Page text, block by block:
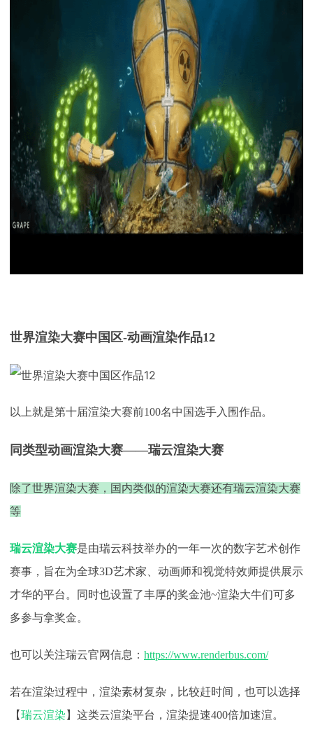
世界渲染大赛中国区-动画渲染作品12
以上就是第十届渲染大赛前100名中国选手入围作品。
同类型动画渲染大赛——瑞云渲染大赛
除了世界渲染大赛，国内类似的渲染大赛还有瑞云渲染大赛
等
瑞云渲染大赛是由瑞云科技举办的一年一次的数字艺术创作
赛事，旨在为全球3D艺术家、动画师和视觉特效师提供展示
才华的平台。同时也设置了丰厚的奖金池~渲染大牛们可多
多参与拿奖金。
也可以关注瑞云官网信息： https://www.renderbus.com/
若在渲染过程中，渲染素材复杂，比较赶时间，也可以选择
【瑞云渲染 】这类云渲染平台，渲染提速400倍加速渲。